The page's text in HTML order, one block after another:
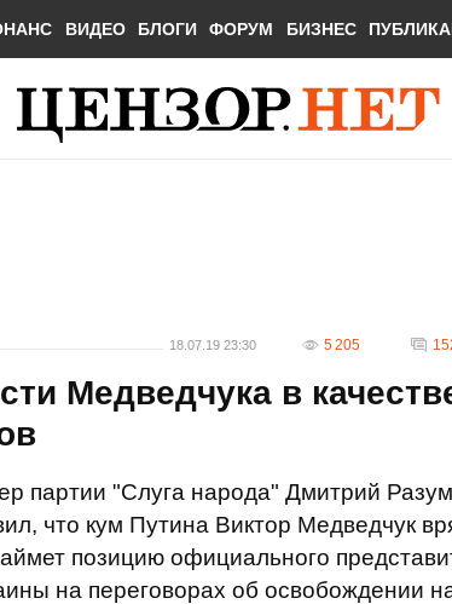
ВИДЕО БЛОГИ ФОРУМ БИЗНЕС
18.07.19 23:30 5 205
Медведчука в
партии "Слуга народа" Дмитрий
что кум Путина Виктор Медведчук
позицию официального
на переговорах об освобождении